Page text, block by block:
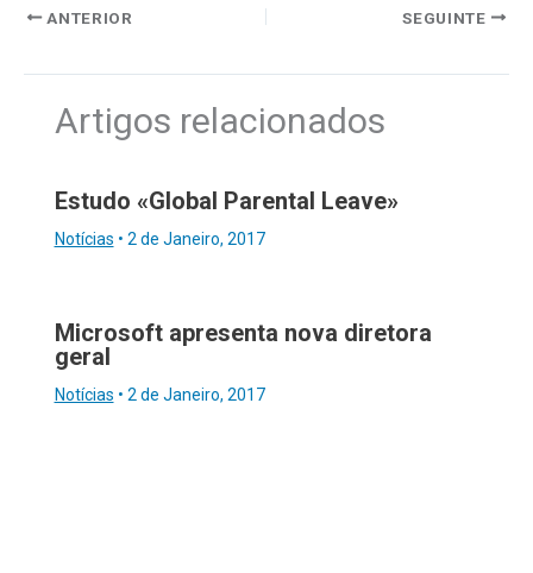
ANTERIOR SEGUINTE
Artigos relacionados
Estudo «Global Parental Leave»
Notícias • 2 de Janeiro, 2017
Microsoft apresenta nova diretora
geral
Notícias • 2 de Janeiro, 2017